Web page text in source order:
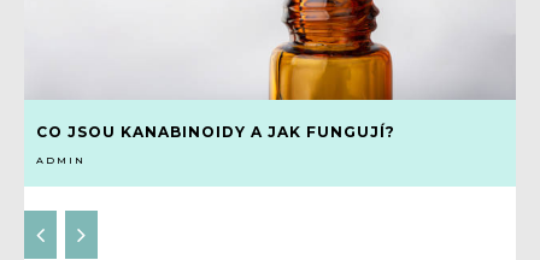
CO JSOU KANABINOIDY A JAK FUNGUJÍ?
ADMIN